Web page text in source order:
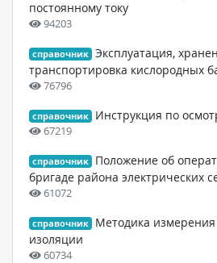
постоянному току
94203
справочник Эксплуатация,
транспортировка кислородных
76796
справочник Инструкция по
67219
справочник
Положение об
бригаде района электрических
61072
справочник
Методика
изоляции
60734